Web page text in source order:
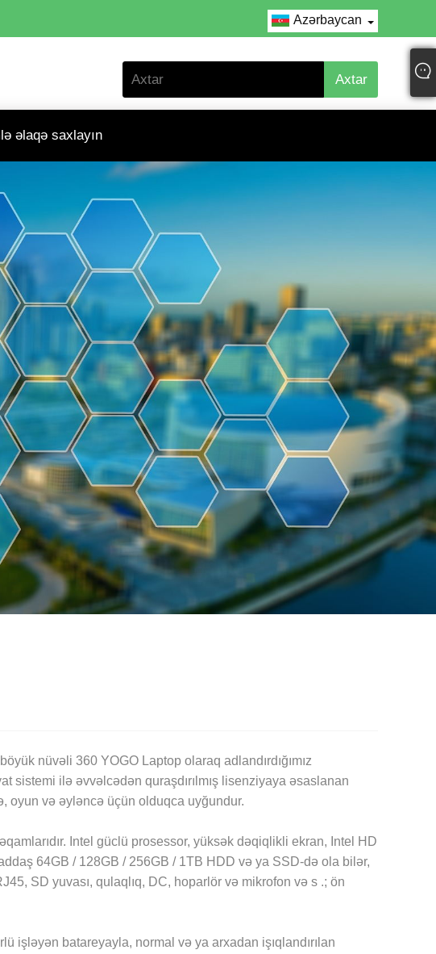
Azərbaycan
əlaqə saxlayın
nüvəli 360 YOGO Laptop olaraq adlandırdığımız
sistemi ilə əvvəlcədən quraşdırılmış lisenziyaya əsaslanan
oyun və əyləncə üçün olduqca uyğundur.
Intel güclü prosessor, yüksək dəqiqlikli ekran, Intel HD
64GB / 128GB / 256GB / 1TB HDD və ya SSD-də ola bilər,
SD yuvası, qulaqlıq, DC, hoparlör və mikrofon və s .; ön
işləyən batareyayla, normal və ya arxadan işıqlandırılan